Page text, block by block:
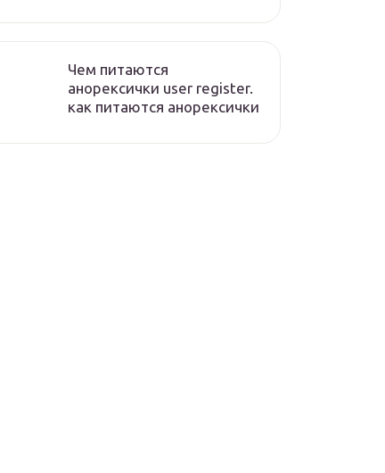
Чем питаются
анорексички user register.
как питаются анорексички